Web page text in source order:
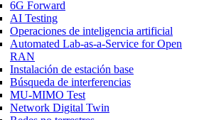
6G Forward
AI Testing
Operaciones de inteligencia artificial
Automated Lab-as-a-Service for Open
RAN
Instalación de estación base
Búsqueda de interferencias
MU-MIMO Test
Network Digital Twin